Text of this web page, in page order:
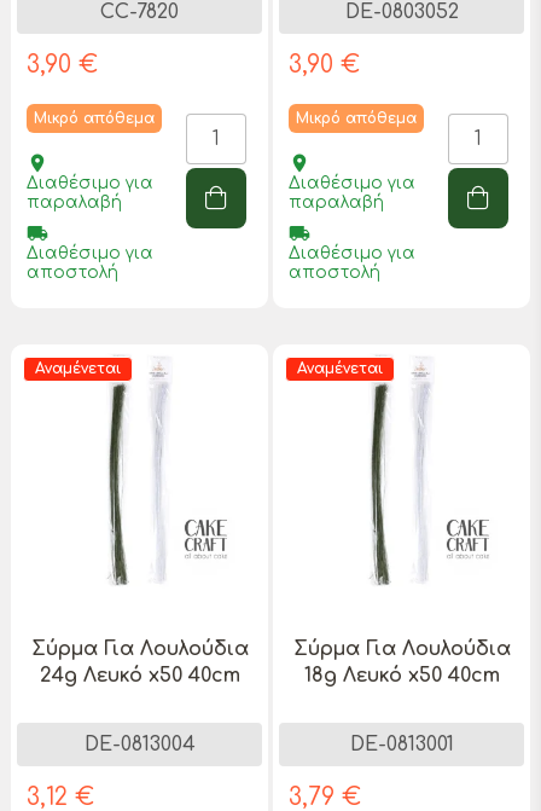
CC-7820
3,90 €
Μικρό απόθεμα
place
Διαθέσιμο για
παραλαβή
local_shipping
Διαθέσιμο για
αποστολή
DE-0803052
3,90 €
Μικρό απόθεμα
place
Διαθέσιμο για
παραλαβή
local_shipping
Διαθέσιμο για
αποστολή
Αναμένεται
Σύρμα Για Λουλούδια
24g Λευκό x50 40cm
DE-0813004
3,12 €
Αναμένεται
Σύρμα Για Λουλούδια
18g Λευκό x50 40cm
DE-0813001
3,79 €